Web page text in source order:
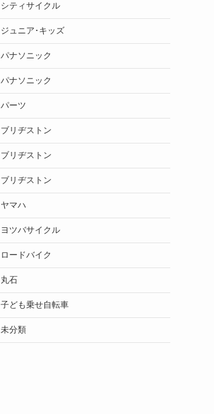
シティサイクル
ジュニア･キッズ
パナソニック
パナソニック
パーツ
ブリヂストン
ブリヂストン
ブリヂストン
ヤマハ
ヨツバサイクル
ロードバイク
丸石
子ども乗せ自転車
未分類